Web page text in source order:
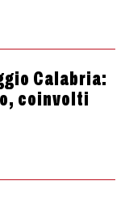
Calabria:
coinvolti